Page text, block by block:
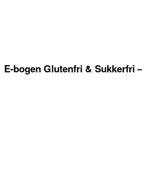
E-bogen Glutenfri & Sukkerfri